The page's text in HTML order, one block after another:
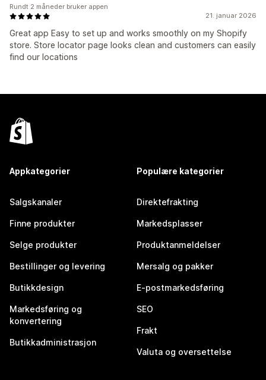
21. januar 2026
Great app Easy to set up and works smoothly on my Shopify
store. Store locator page looks clean and customers can easily
find our locations
Rundt 2 måneder bruker appen
Appkategorier
Salgskanaler
Finne produkter
Selge produkter
Bestillinger og levering
Butikkdesign
Markedsføring og
konvertering
Butikkadministrasjon
Populære kategorier
Direktefrakting
Markedsplasser
Produktanmeldelser
Mersalg og pakker
E-postmarkedsføring
SEO
Frakt
Valuta og oversettelse